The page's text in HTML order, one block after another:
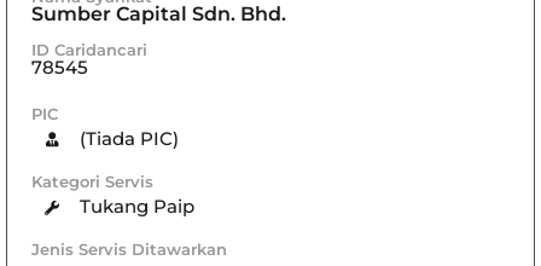
Sumber Capital Sdn. Bhd.
ID Caridancari
78545
PIC
(Tiada PIC)
Kategori Servis
Tukang Paip
Jenis Servis Ditawarkan